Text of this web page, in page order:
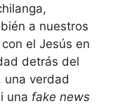
a nuestros
el Jesús en
detrás del
una verdad
una fake news